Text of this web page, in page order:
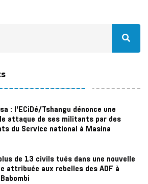
: l’ECiDé/Tshangu dénonce une
attaque de ses militants par des
du Service national à Masina
de 13 civils tués dans une nouvelle
attribuée aux rebelles des ADF à